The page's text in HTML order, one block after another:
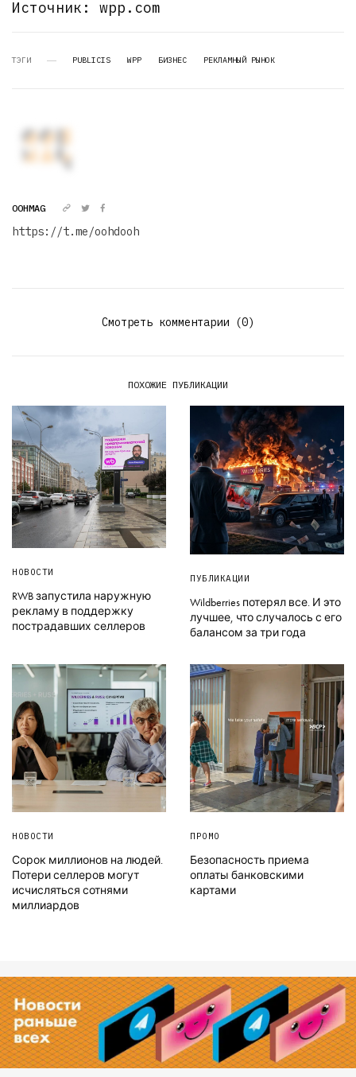
Источник: wpp.com
ТЭГИ PUBLICIS WPP БИЗНЕС РЕКЛАМНЫЙ РЫНОК
OOHMAG
https://t.me/oohdooh
Смотреть комментарии (0)
ПОХОЖИЕ ПУБЛИКАЦИИ
НОВОСТИ
RWB запустила наружную
рекламу в поддержку
пострадавших селлеров
ПУБЛИКАЦИИ
Wildberries потерял все. И это
лучшее, что случалось с его
балансом за три года
НОВОСТИ
Сорок миллионов на людей.
Потери селлеров могут
исчисляться сотнями
миллиардов
ПРОМО
Безопасность приема
оплаты банковскими
картами